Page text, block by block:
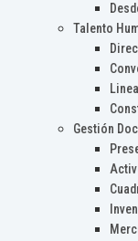
Talento
Gestión